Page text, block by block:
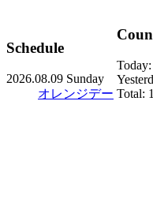
Schedule
2026.08.09 Sunday
オレンジデー
Today:
Total: